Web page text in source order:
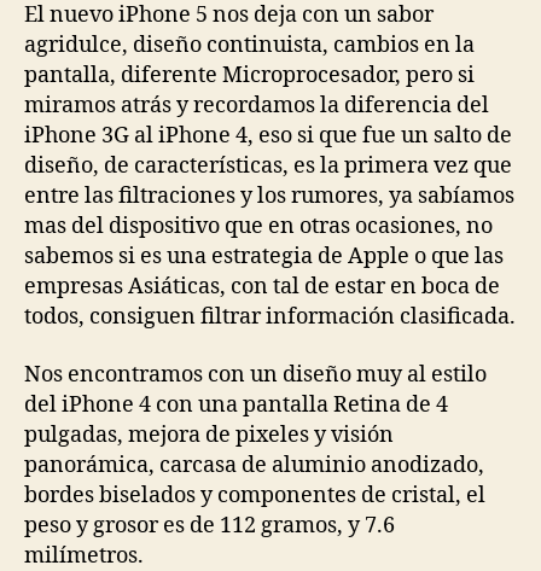
El nuevo iPhone 5 nos deja con un sabor
agridulce, diseño continuista, cambios en la
pantalla, diferente Microprocesador, pero si
miramos atrás y recordamos la diferencia del
iPhone 3G al iPhone 4, eso si que fue un salto de
diseño, de características, es la primera vez que
entre las filtraciones y los rumores, ya sabíamos
mas del dispositivo que en otras ocasiones, no
sabemos si es una estrategia de Apple o que las
empresas Asiáticas, con tal de estar en boca de
todos, consiguen filtrar información clasificada.
Nos encontramos con un diseño muy al estilo
del iPhone 4 con una pantalla Retina de 4
pulgadas, mejora de pixeles y visión
panorámica, carcasa de aluminio anodizado,
bordes biselados y componentes de cristal, el
peso y grosor es de 112 gramos, y 7.6
milímetros.